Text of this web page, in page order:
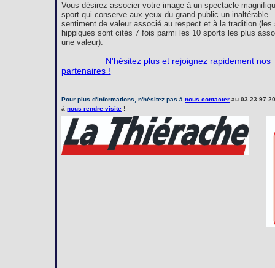
Vous désirez associer votre image à un spectacle
sport qui conserve aux yeux du grand public un inaltérable
sentiment de valeur associé au respect et à la tradition (les
hippiques sont cités 7 fois parmi les 10 sports les plus
une valeur).
N'hésitez plus et rejoignez rapidement nos
partenaires !
Pour plus d'informations, n'hésitez pas ànous contacter au
ànous rendre visite !